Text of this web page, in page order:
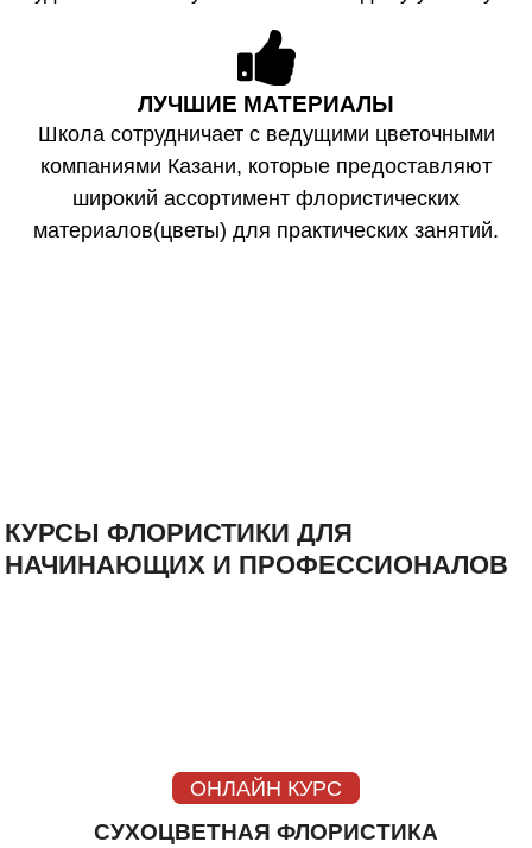
ЛУЧШИЕ МАТЕРИАЛЫ
Школа сотрудничает с ведущими цветочными
компаниями Казани, которые предоставляют
широкий ассортимент флористических
материалов(цветы) для практических занятий.
КУРСЫ ФЛОРИСТИКИ ДЛЯ
НАЧИНАЮЩИХ И ПРОФЕССИОНАЛОВ
ОНЛАЙН КУРС
СУХОЦВЕТНАЯ ФЛОРИСТИКА